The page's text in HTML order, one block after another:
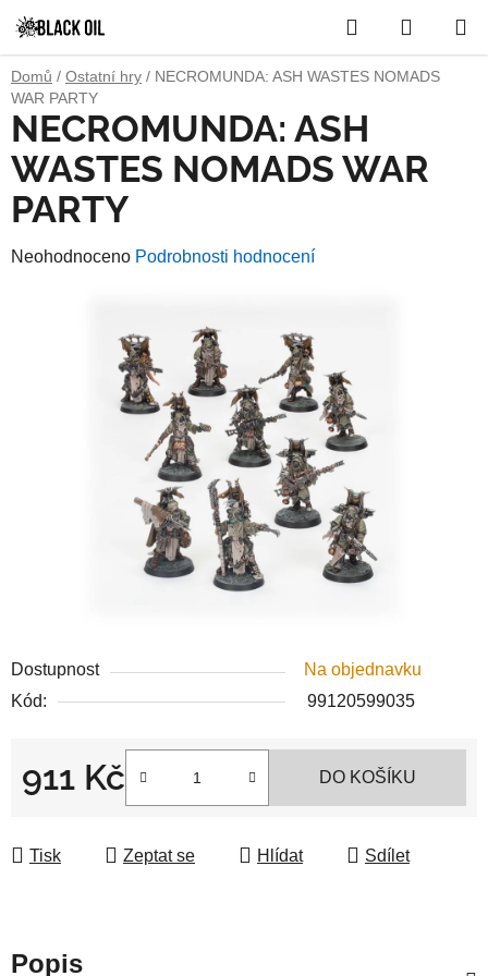
na
obsah
Hledat
KOŠÍK
Domů / Ostatní hry / NECROMUNDA: ASH WASTES NOMADS
WAR PARTY
Dostupnost
Na objednavku
Kód:
99120599035
911 Kč DO KOŠÍKU
Tisk Zeptat se Hlídat Sdílet
NECROMUNDA: ASH
WASTES NOMADS WAR
PARTY
Průměrné
Neohodnoceno Podrobnosti hodnocení
Popis